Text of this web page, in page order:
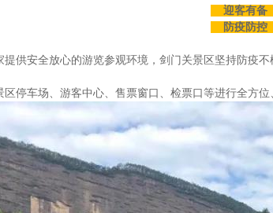
迎客有备
防疫防控
供安全放心的游览参观环境，剑门关景区坚持防疫
停车场、游客中心、售票窗口、检票口等进行全方位